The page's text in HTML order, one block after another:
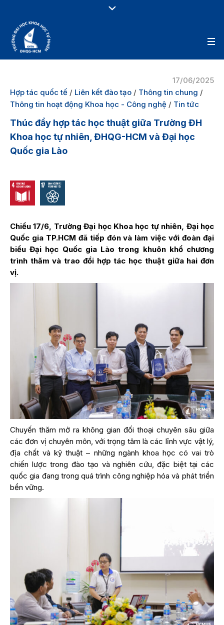
17/06/2025
Hợp tác quốc tế / Liên kết đào tạo / Thông tin chung /
Thông tin hoạt động Khoa học - Công nghệ / Tin tức
Thúc đẩy hợp tác học thuật giữa Trường ĐH
Khoa học tự nhiên, ĐHQG-HCM và Đại học
Quốc gia Lào
Chiều 17/6, Trường Đại học Khoa học tự nhiên, Đại học
Quốc gia TP.HCM đã tiếp đón và làm việc với đoàn đại
biểu Đại học Quốc gia Lào trong khuôn khổ chương
trình thăm và trao đổi hợp tác học thuật giữa hai đơn
vị.
Chuyến thăm mở ra không gian đối thoại chuyên sâu giữa
các đơn vị chuyên môn, với trọng tâm là các lĩnh vực vật lý,
địa chất và kỹ thuật – những ngành khoa học có vai trò
chiến lược trong đào tạo và nghiên cứu, đặc biệt tại các
quốc gia đang trong quá trình công nghiệp hóa và phát triển
bền vững.